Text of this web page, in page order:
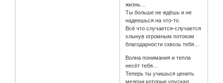
жизнь…
Ты больше не ждёшь и не
надеешься на что-то.
Всё что случается-случается
хлынув огромным потоком
благодарности сквозь тебя…
Волна понимания и тепла
несёт тебя…
Теперь ты учишься ценить
мелочи которые упускал